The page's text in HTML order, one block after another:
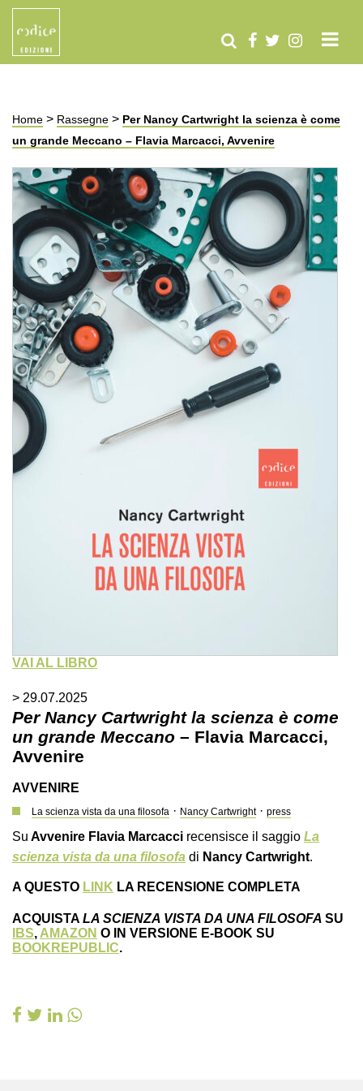
Home > Rassegne > Per Nancy Cartwright la scienza è come
un grande Meccano – Flavia Marcacci, Avvenire
VAI AL LIBRO
> 29.07.2025
Per Nancy Cartwright la scienza è come
un grande Meccano – Flavia Marcacci,
Avvenire
AVVENIRE
La scienza vista da una filosofa · Nancy Cartwright· press
Su Avvenire Flavia Marcacci recensisce il saggio La
scienza vista da una filosofa di Nancy Cartwright.
A QUESTO LINK LA RECENSIONE COMPLETA
ACQUISTA LA SCIENZA VISTA DA UNA FILOSOFA SU
IBS, AMAZON O IN VERSIONE E-BOOK SU
BOOKREPUBLIC.